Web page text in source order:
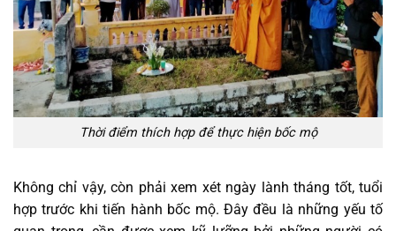
Thời điểm thích hợp để thực hiện bốc mộ
Không chỉ vậy, còn phải xem xét ngày lành tháng tốt, tuổi
hợp trước khi tiến hành bốc mộ. Đây đều là những yếu tố